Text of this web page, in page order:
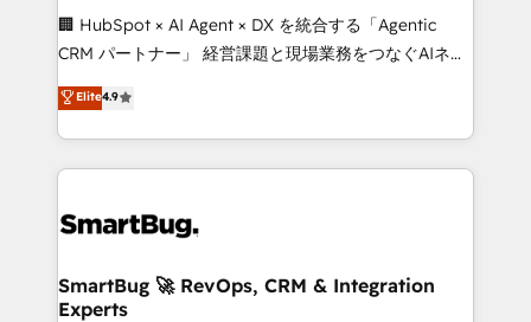
around your business, not a template. ➤ Migration:
Move from any legacy CRM. Zero downtime, full data
run your revenue process. Sales, marketing, and
service wired together. ➤ AI and Integrations: Layer
tune-ups, feature rollouts, adoption coaching. Buying
HubSpot, switching to it, or reviving a stale portal?
We are built for the work.
🏢 HubSpot × AI Agent × DX を統合する「Agentic
CRM パートナー」 経営課題と現場業務をつなぐAIネイ
ティブ・エージェンシーとして、HubSpot Eliteの実装
力で顧客フロント業務を再設計します。 💡 100inc は何
をする会社か？ HubSpotを共通基盤に、AIエージェン
トを組み込んだ顧客フロント業務（マーケティング・営
ィブ・エージェンシーです。事業部・グループ会社・部
を、CRMを軸とした全社共通基盤に再構築します。意
思決定者・PMO・現場担当者に並走します。 1️⃣
Elite4.9
SmartBug 🚀 RevOps, CRM & Integration
Experts